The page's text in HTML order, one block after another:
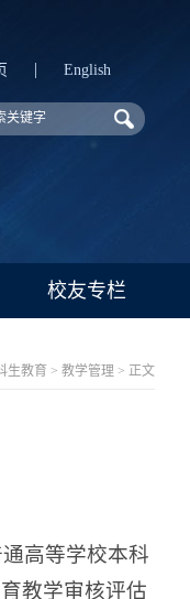
| English
校友专栏
生教育 > 教学管理 > 正文
高等学校本科
教学审核评估